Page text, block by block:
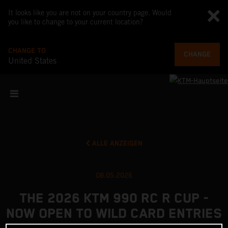
It looks like you are not on your country page. Would
you like to change to your current location?
CHANGE TO
United States
CHANGE
ALLE ANZEIGEN
08.05.2026
THE 2026 KTM 990 RC R CUP -
NOW OPEN TO WILD CARD ENTRIES